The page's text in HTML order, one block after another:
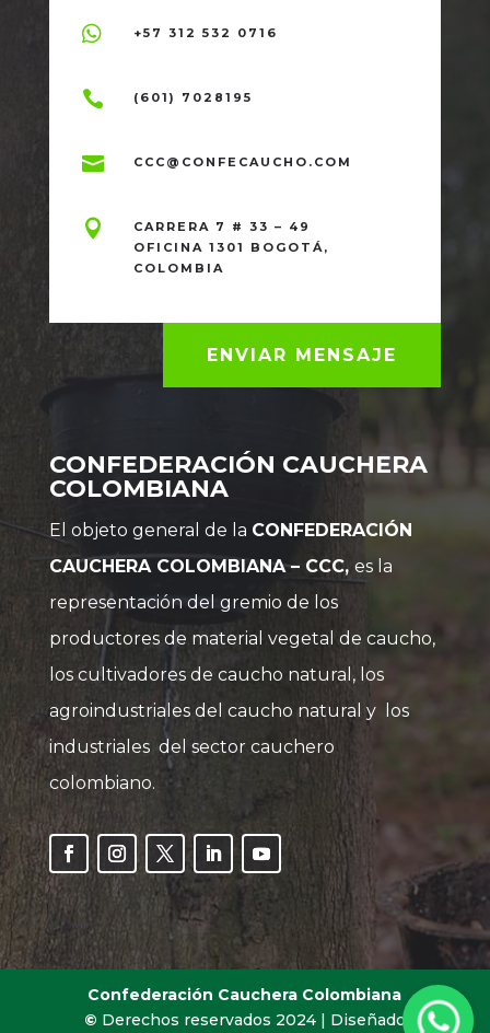
 +57 312 532 0716
 (601) 7028195
 CCC@CONFECAUCHO.COM

CARRERA 7 # 33 – 49
OFICINA 1301 BOGOTÁ,
COLOMBIA
ENVIAR MENSAJE
CONFEDERACIÓN CAUCHERA
COLOMBIANA
El objeto general de la CONFEDERACIÓN
CAUCHERA COLOMBIANA – CCC, es la
representación del gremio de los
productores de material vegetal de caucho,
los cultivadores de caucho natural, los
agroindustriales del caucho natural y los
industriales del sector cauchero
colombiano.
Confederación Cauchera Colombiana
© Derechos reservados 2024 | Diseñado